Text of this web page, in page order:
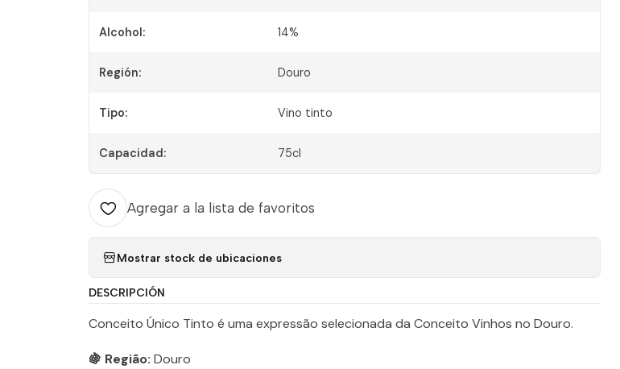
Alcohol: 14%
Región: Douro
Tipo: Vino tinto
Capacidad: 75cl
Agregar a la lista de favoritos
Mostrar stock de ubicaciones
DESCRIPCIÓN
Conceito Único Tinto é uma expressão selecionada da Conceito Vinhos no Douro.
🍇 Região: Douro